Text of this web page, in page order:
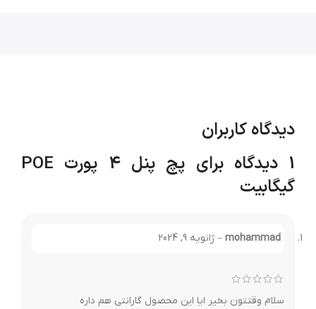
دیدگاه کاربران
1 دیدگاه برای
پچ پنل 4 پورت POE
گیگابیت
mohammad
– ژانویه 9, 2024
سلام وقتتون بخیر ایا این محصول گارانتی هم داره